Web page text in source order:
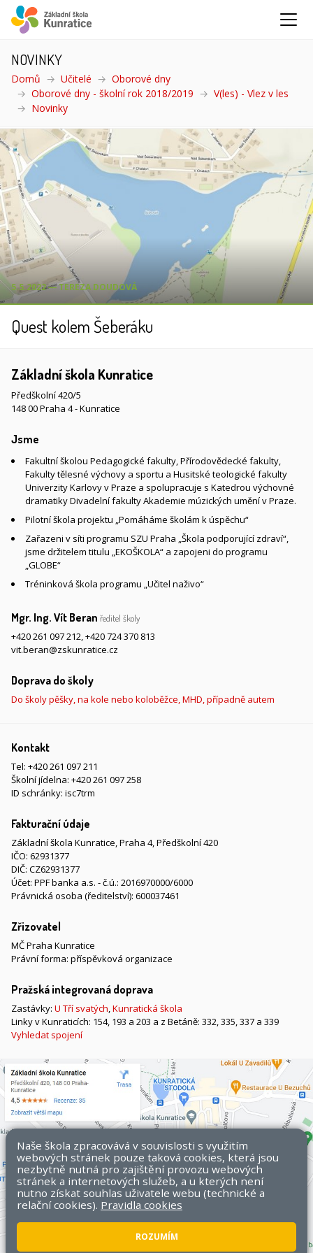
NOVINKY
Domů Učitelé
Oborové dny
Oborové dny - školní rok 2018/2019
V(les) - Vlez v les
Novinky
5.5.2022 ― TEREZA DOUDOVÁ
Quest kolem Šeberáku
Základní škola Kunratice
Předškolní 420/5
148 00 Praha 4 - Kunratice
Jsme
Fakultní školou Pedagogické fakulty, Přírodovědecké fakulty,
Fakulty tělesné výchovy a sportu a Husitské teologické fakulty
Univerzity Karlovy v Praze a spolupracuje s Katedrou výchovné
dramatiky Divadelní fakulty Akademie múzických umění v Praze.
Pilotní škola projektu „Pomáháme školám k úspěchu“
Zařazeni v síti programu SZU Praha „Škola podporující zdraví“,
jsme držitelem titulu „EKOŠKOLA“ a zapojeni do programu
„GLOBE“
Tréninková škola programu „Učitel naživo“
Mgr. Ing. Vít Beran ředitel školy
+420 261 097 212,+420 724 370 813
vit.beran@zskunratice.cz
Doprava do školy
Do školy pěšky, na kole nebo koloběžce, MHD, případně autem
Kontakt
Tel: +420 261 097 211
Školní jídelna: +420 261 097 258
ID schránky: isc7trm
Fakturační údaje
Základní škola Kunratice, Praha 4, Předškolní 420
IČO: 62931377
DIČ: CZ62931377
Účet: PPF banka a.s. - č.ú.: 2016970000/6000
Právnická osoba (ředitelství): 600037461
Zřizovatel
MČ Praha Kunratice
Právní forma: příspěvková organizace
Pražská integrovaná doprava
Zastávky: U Tří svatých,Kunratická škola
Linky v Kunraticích: 154, 193 a 203 a z Betáně: 332, 335, 337 a 339
Vyhledat spojení
Naše škola zpracovává v souvislosti s využitím
webových stránek pouze taková cookies, která jsou
nezbytně nutná pro zajištění provozu webových
stránek a internetových služeb, a u kterých není
nutno získat souhlas uživatele webu (technické a
relační cookies). Pravidla cookies
ROZUMÍM